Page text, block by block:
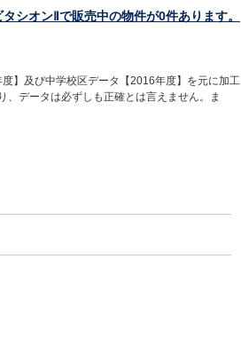
シオンⅡで販売中の物件が0件あります。
】及び中学校区データ【2016年度】を元に加工
データは必ずしも正確とは言えません。ま